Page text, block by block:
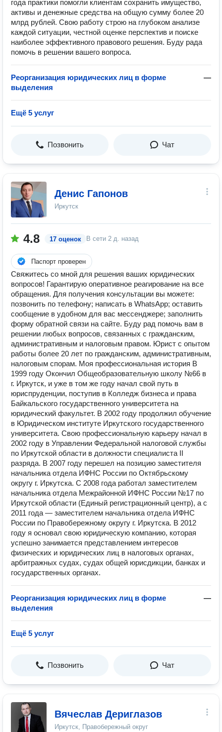
года практики помогли клиентам сохранить имущество,
активы и денежные средства на общую сумму более 20
млрд рублей. Свою работу строю на глубоком анализе
каждой ситуации, честной оценке перспектив и поиске
наиболее эффективного правового решения. Буду рада
помочь в решении вашего вопроса.
Реорганизация юридических лиц в форме
выделения
—
Ещё 5 услуг
Позвонить Чат
Денис Гапонов
Иркутск
4.8 17 оценок В сети 2 д. назад
Паспорт проверен
Свяжитесь со мной для решения ваших юридических
вопросов! Гарантирую оперативное реагирование на все
обращения. Для получения консультации вы можете:
позвонить по телефону; написать в WhatsApp; оставить
сообщение в удобном для вас мессенджере; заполнить
форму обратной связи на сайте. Буду рад помочь вам в
решении любых вопросов, связанных с гражданским,
административным и налоговым правом. Юрист с опытом
работы более 20 лет по гражданским, административным,
налоговым спорам. Моя профессиональная история В
1999 году Окончил Общеобразовательную школу №66 в
г. Иркутск, и уже в том же году начал свой путь в
юриспруденции, поступив в Колледж бизнеса и права
Байкальского государственного университета на
юридический факультет. В 2002 году продолжил обучение
в Юридическом институте Иркутского государственного
университета. Свою профессиональную карьеру начал в
2002 году в Управлении Федеральной налоговой службы
по Иркутской области в должности специалиста II
разряда. В 2007 году перешел на позицию заместителя
начальника отдела ИФНС России по Октябрьскому
округу г. Иркутска. С 2008 года работал заместителем
начальника отдела Межрайонной ИФНС России №17 по
Иркутской области (Единый регистрационный центр), а с
2011 года — заместителем начальника отдела ИФНС
России по Правобережному округу г. Иркутска. В 2012
году я основал свою юридическую компанию, которая
успешно занимается представлением интересов
физических и юридических лиц в налоговых органах,
арбитражных судах, судах общей юрисдикции, банках и
государственных органах.
Реорганизация юридических лиц в форме
выделения
—
Ещё 5 услуг
Позвонить Чат
Вячеслав Дериглазов
Иркутск, Правобережный округ